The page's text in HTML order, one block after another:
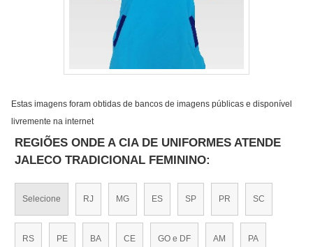
Estas imagens foram obtidas de bancos de imagens públicas e disponível
livremente na internet
REGIÕES ONDE A CIA DE UNIFORMES ATENDE
JALECO TRADICIONAL FEMININO:
Selecione RJ MG ES SP PR SC
RS PE BA CE GO e DF AM PA